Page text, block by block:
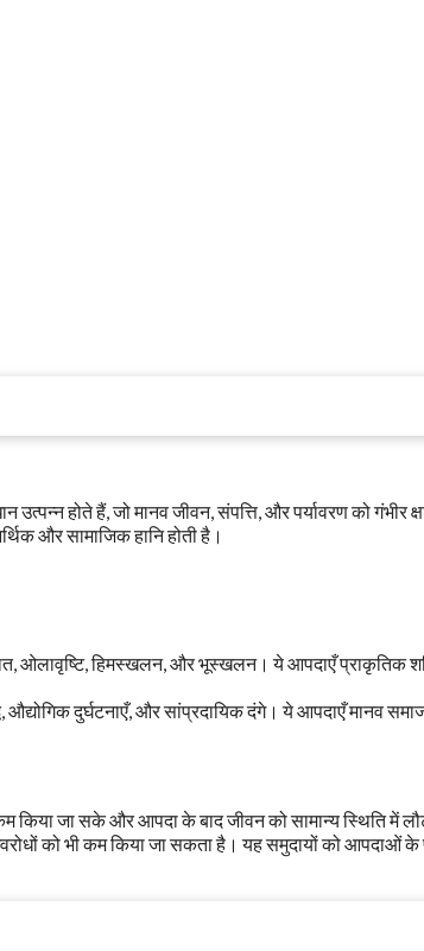
होते हैं, जो मानव जीवन, संपत्ति, और पर्यावरण को गंभीर
और सामाजिक हानि होती है।
ओलावृष्टि, हिमस्खलन, और भूस्खलन। ये आपदाएँ प्राकृतिक
दुर्घटनाएँ, और सांप्रदायिक दंगे। ये आपदाएँ मानव
जा सके और आपदा के बाद जीवन को सामान्य स्थिति में
को भी कम किया जा सकता है। यह समुदायों को आपदाओं के